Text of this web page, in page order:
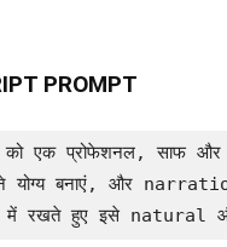
PROMPT
को एक प्रोफेशनल,
योग्य बनाएं, और
में रखते हुए इसे natural